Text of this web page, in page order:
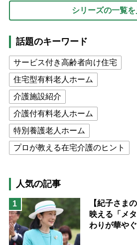
シリーズの一覧を
話題のキーワード
サービス付き高齢者向け住宅
住宅型有料老人ホーム
介護施設紹介
介護付有料老人ホーム
特別養護老人ホーム
プロが教える在宅介護のヒント
高木ブー
ケアマネジャー
猫が母になつきません
息子の遠距離介護サバイバル術
兄がボケました
人気の記事
1
【紀子さま
映える「メ
わりが華や